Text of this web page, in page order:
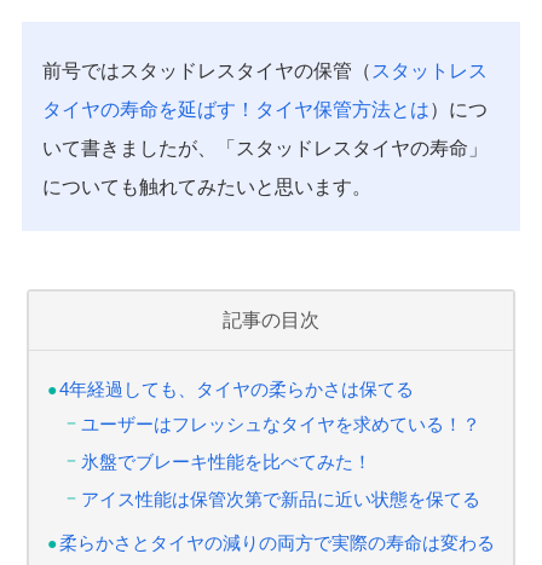
前号ではスタッドレスタイヤの保管（ スタットレス
タイヤの寿命を延ばす！タイヤ保管方法とは）につ
いて書きましたが、「スタッドレスタイヤの寿命」
についても触れてみたいと思います。
記事の目次
4年経過しても、タイヤの柔らかさは保てる
ユーザーはフレッシュなタイヤを求めている！？
氷盤でブレーキ性能を比べてみた！
アイス性能は保管次第で新品に近い状態を保てる
柔らかさとタイヤの減りの両方で実際の寿命は変わる